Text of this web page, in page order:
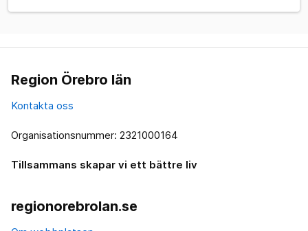
Region Örebro län
Kontakta oss
Organisationsnummer: 2321000164
Tillsammans skapar vi ett bättre liv
regionorebrolan.se